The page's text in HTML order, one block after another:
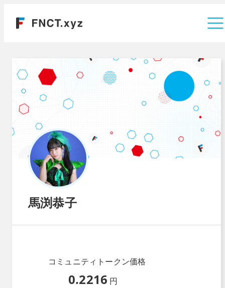
馬渕恭子
コミュニティトークン価格
0.2216 円